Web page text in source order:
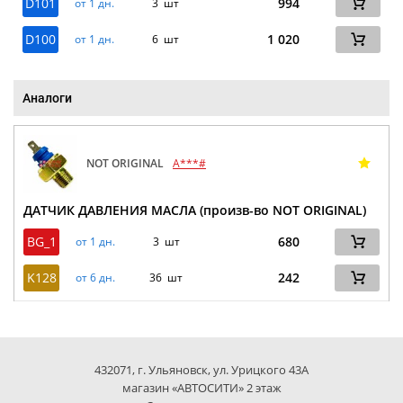
от 1 дн. 3 шт
D100 от 1 дн. 6 шт 1 020
Аналоги
NOT ORIGINAL A***#
ДАТЧИК ДАВЛЕНИЯ МАСЛА (произв-во NOT ORIGINAL)
BG_1
от 1 дн. 3 шт 680
K128 от 6 дн. 36 шт 242
432071, г. Ульяновск, ул. Урицкого 43А
магазин «АВТОСИТИ» 2 этаж